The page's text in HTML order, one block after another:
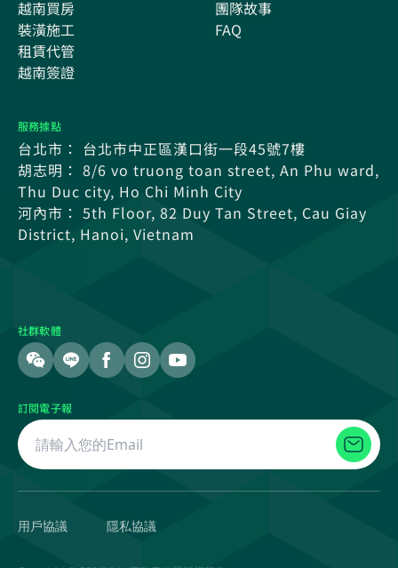
越南買房
裝潢施工
租賃代管
越南簽證
團隊故事
FAQ
服務據點
台北市： 台北市中正區漢口街一段45號7樓
胡志明： 8/6 vo truong toan street, An Phu ward,
Thu Duc city, Ho Chi Minh City
河內市： 5th Floor, 82 Duy Tan Street, Cau Giay
District, Hanoi, Vietnam
社群軟體
訂閱電子報
用戶協議 隱私協議